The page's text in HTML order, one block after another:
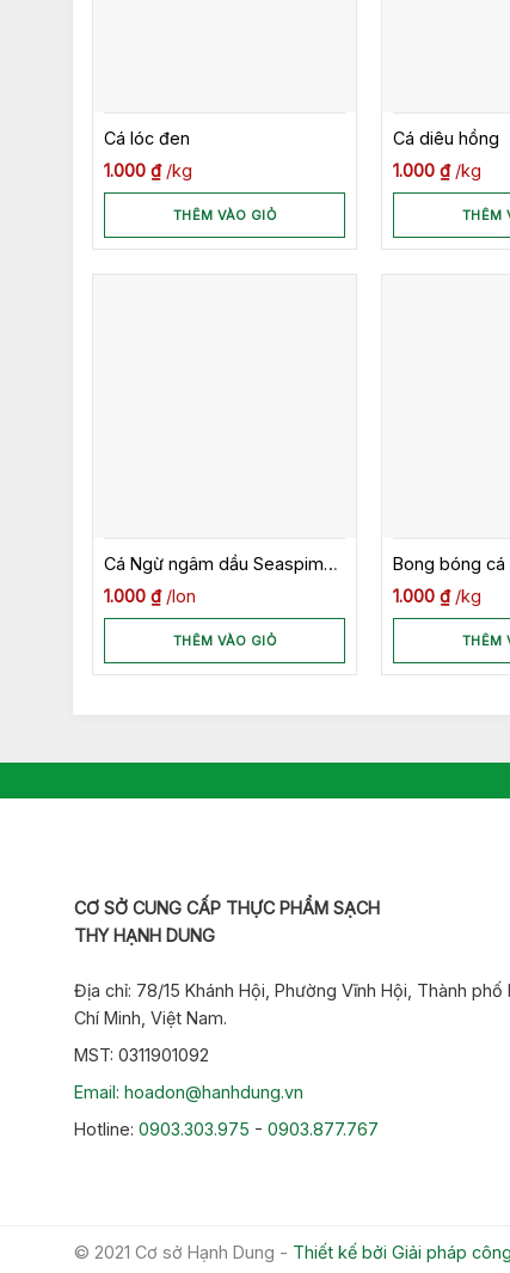
Cá lóc đen
1.000 ₫ kg
THÊM VÀO GIỎ
Cá diêu hồng
1.000 ₫ kg
THÊM
Cá Ngừ ngâm dầu Seaspimex
185gr
1.000 ₫ lon
THÊM VÀO GIỎ
Bong bóng cá
1.000 ₫ kg
THÊM
CƠ SỞ CUNG CẤP THỰC PHẨM SẠCH
THY HẠNH DUNG
Địa chỉ: 78/15 Khánh Hội, Phường Vĩnh Hội, Thành phố
Chí Minh, Việt Nam.
MST: 0311901092
Email: hoadon@hanhdung.vn
Hotline: 0903.303.975 - 0903.877.767
© 2021 Cơ sở Hạnh Dung - Thiết kế bởi Giải pháp